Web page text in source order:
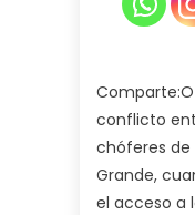
conflicto
chóferes de
Grande,
el acceso a